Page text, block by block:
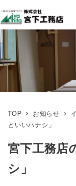
イ
ン
コ
ン
テ
ン
ツ
TOP お知らせ
といいハナシ」
宮下工務店
シ」